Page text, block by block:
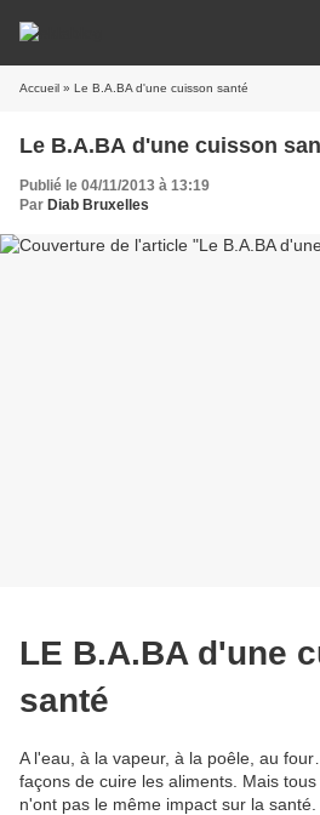
Accueil » Le B.A.BA d'une cuisson santé
Le B.A.BA d'une cuisson
Publié le 04/11/2013 à 13:19
Par Diab Bruxelles
LE B.A.BA d'une
santé
A l'eau, à la vapeur, à la poêle, au
façons de cuire les aliments. Mais
n'ont pas le même impact sur la